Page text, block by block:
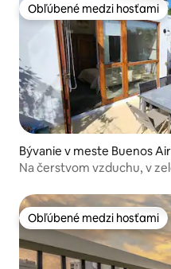
Obľúbené medzi hosťami
Obľúbené medzi hosťami
Bývanie v meste Buenos
Na čerstvom vzduchu, v
Obľúbené medzi hosťami
Obľúbené medzi hosťami